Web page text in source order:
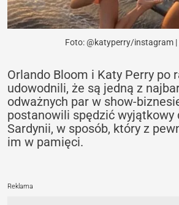
Foto: @katyperry/instagram |
Orlando Bloom i Katy Perry po
udowodnili, że są jedną z
odważnych par w show-
postanowili spędzić wyjątkowy
Sardynii, w sposób, który z
im w pamięci.
Reklama